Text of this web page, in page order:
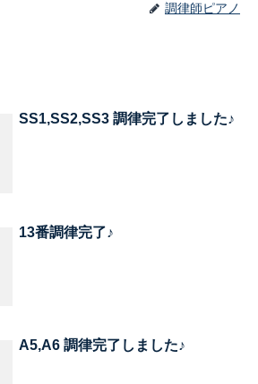
調律師ピアノ
SS1,SS2,SS3 調律完了しました♪
13番調律完了♪
A5,A6 調律完了しました♪